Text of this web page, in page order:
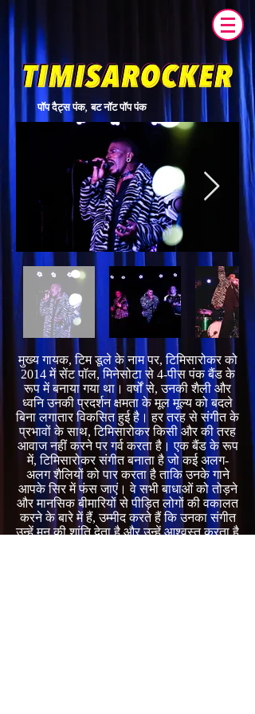
पॉप दैट्स पंक, बट नॉट पॉप पंक
मुख्य गायक, टिम डूले के नाम पर, टिमिसारोकर को
2014 में सेंट पॉल, मिनेसोटा से 4-पीस पंक बैंड के
रूप में बनाया गया था। वर्षों से, उनकी शैली और
ध्वनि उनकी प्रदर्शन क्षमता के मूल मूल्य को बदले
बिना लगातार विकसित हुई है। हर तरह से संगीत के
प्रभावों के साथ, टिमिसारोकर किसी और की तरह
आवाज नहीं करने पर गर्व करता है। एक बैंड के रूप
में, टिमिसारोकर संगीत बनाता है जो कई अलग-
अलग शैलियों को पार करता है ताकि उनके गाने
आपके सिर में फंस जाएं। वे सभी बाधाओं को तोड़ने
और मानसिक बीमारियों से पीड़ित लोगों की वकालत
करने के बारे में हैं, उम्मीद करते हैं कि उनका संगीत
उन्हें मन की शांति देता है और उन्हें आश्वस्त करता है